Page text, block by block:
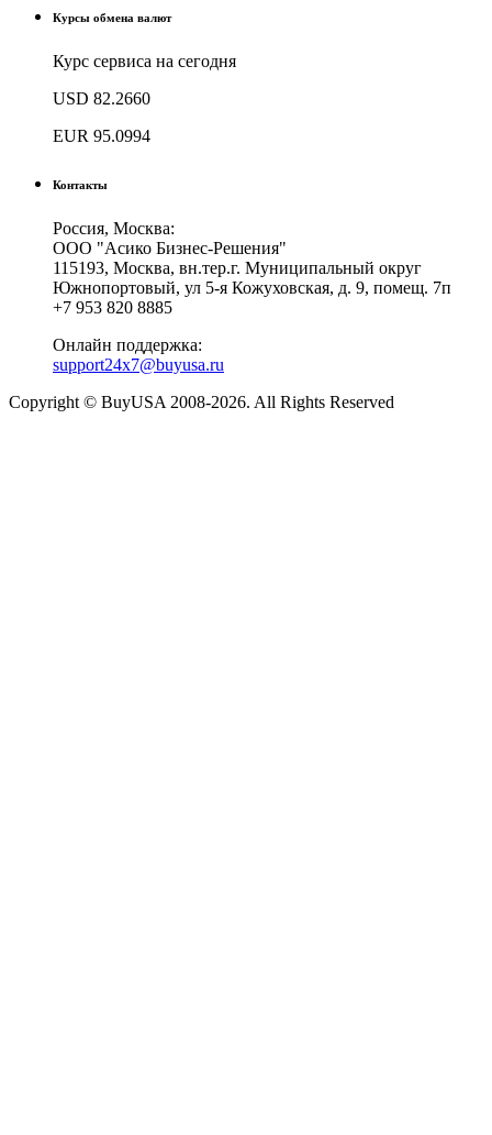
Курсы обмена валют
Курс сервиса на сегодня
USD 82.2660
EUR 95.0994
Контакты
Россия, Москва:
ООО "Асико Бизнес-Решения"
115193, Москва, вн.тер.г. Муниципальный округ
Южнопортовый, ул 5-я Кожуховская, д. 9, помещ. 7п
+7 953 820 8885
Онлайн поддержка:
support24x7@buyusa.ru
Copyright © BuyUSA 2008-2026. All Rights Reserved